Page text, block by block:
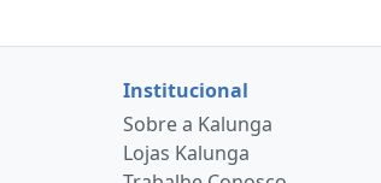
Institucional
Sobre a Kalunga
Lojas Kalunga